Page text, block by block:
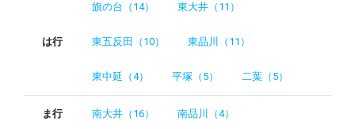
は行
旗の台（14） 東大井（11）
東五反田（10） 東品川（11）
東中延（4） 平塚（5） 二葉（5）
ま行 南大井（16） 南品川（4）